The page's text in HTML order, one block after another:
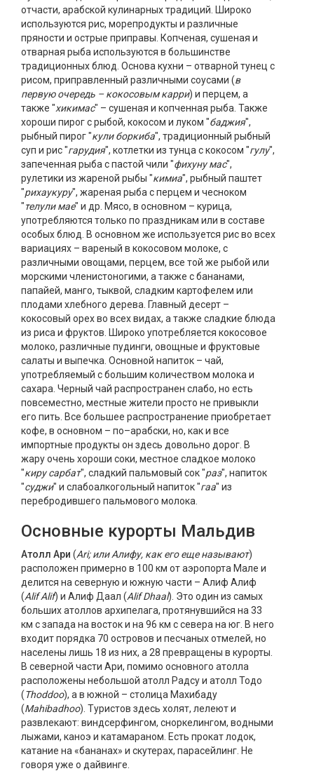
отчасти, арабской кулинарных традиций. Широко
используются рис, морепродукты и различные
пряности и острые приправы. Копченая, сушеная и
отварная рыба используются в большинстве
традиционных блюд. Основа кухни – отварной тунец с
рисом, приправленный различными соусами (в
первую очередь – кокосовым карри) и перцем, а
также "хикимас" – сушеная и копченная рыба. Также
хороши пирог с рыбой, кокосом и луком "баджия",
рыбный пирог "кули боркиба", традиционный рыбный
суп и рис "гарудия", котлетки из тунца с кокосом "гулу",
запеченная рыба с пастой чили "фихуну мас",
рулетики из жареной рыбы "кимиа", рыбный паштет
"рихаукуру", жареная рыба с перцем и чесноком
"телули мае" и др. Мясо, в основном – курица,
употребляются только по праздникам или в составе
особых блюд. В основном же используется рис во всех
вариациях – вареный в кокосовом молоке, с
различными овощами, перцем, все той же рыбой или
морскими членистоногими, а также с бананами,
папайей, манго, тыквой, сладким картофелем или
плодами хлебного дерева. Главный десерт –
кокосовый орех во всех видах, а также сладкие блюда
из риса и фруктов. Широко употребляется кокосовое
молоко, различные пудинги, овощные и фруктовые
салаты и выпечка. Основной напиток – чай,
употребляемый с большим количеством молока и
сахара. Черный чай распространен слабо, но есть
повсеместно, местные жители просто не привыкли
его пить. Все большее распространение приобретает
кофе, в основном – по–арабски, но, как и все
импортные продукты он здесь довольно дорог. В
жару очень хороши соки, местное сладкое молоко
"киру сарбат", сладкий пальмовый сок "раз", напиток
"суджи" и слабоалкогольный напиток "гаа" из
перебродившего пальмового молока.
Основные курорты Мальдив
Атолл Ари (Ari; или Алифу, как его еще называют)
расположен примерно в 100 км от аэропорта Мале и
делится на северную и южную части – Алиф Алиф
(Alif Alif) и Алиф Даал (Alif Dhaal). Это один из самых
больших атоллов архипелага, протянувшийся на 33
км с запада на восток и на 96 км с севера на юг. В него
входит порядка 70 островов и песчаных отмелей, но
населены лишь 18 из них, а 28 превращены в курорты.
В северной части Ари, помимо основного атолла
расположены небольшой атолл Радсу и атолл Тодо
(Thoddoo), а в южной – столица Махибаду
(Mahibadhoo). Туристов здесь холят, лелеют и
развлекают: виндсерфингом, сноркелингом, водными
лыжами, каноэ и катамараном. Есть прокат лодок,
катание на «бананах» и скутерах, парасейлинг. Не
говоря уже о дайвинге.